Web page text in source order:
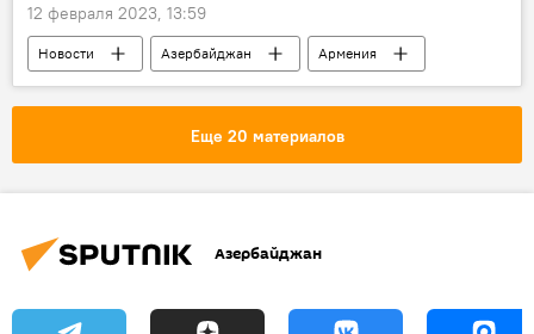
12 февраля 2023, 13:59
Новости Азербайджан
Армения
ООН
Министерство иностранных дел
Еще 20 материалов
Азербайджан